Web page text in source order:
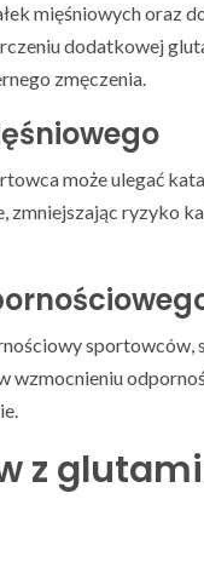
mięśniowych oraz
dodatkowej
zmęczenia.
może ulegać
zmniejszając ryzyko
wzmocnieniu
z